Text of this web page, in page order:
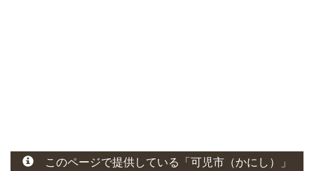
このページで提供している
「可児市（かにし）」